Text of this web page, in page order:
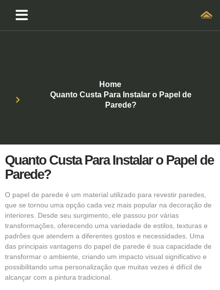
Home
Quanto Custa Para Instalar o Papel de
Parede?
Quanto Custa Para Instalar o Papel de
Parede?
O papel de parede é um material utilizado para revestir paredes,
que se tornou uma opção cada vez mais popular na decoração de
interiores. Desde seu surgimento, ele passou por várias
transformações, oferecendo uma variedade de estilos, texturas e
padrões que atendem a diferentes gostos e necessidades. Uma
das principais vantagens do papel de parede é sua capacidade de
transformar o ambiente, criando um impacto visual significativo e
possibilitando uma personalização que muitas vezes é difícil de
alcançar com a pintura tradicional.